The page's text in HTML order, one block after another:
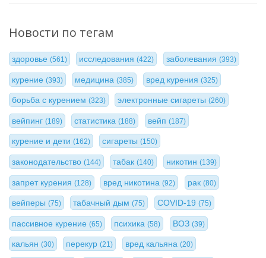
Новости по тегам
здоровье (561) исследования(422) заболевания (393)
курение (393) медицина(385) вред курения (325)
борьба с курением (323) электронные сигареты(260)
вейпинг (189) статистика(188) вейп (187)
курение и дети (162) сигареты(150)
законодательство (144) табак(140) никотин (139)
запрет курения (128) вред никотина(92) рак (80)
вейперы (75) табачный дым(75) COVID-19 (75)
пассивное курение (65) психика(58) ВОЗ (39)
кальян (30) перекур(21) вред кальяна (20)